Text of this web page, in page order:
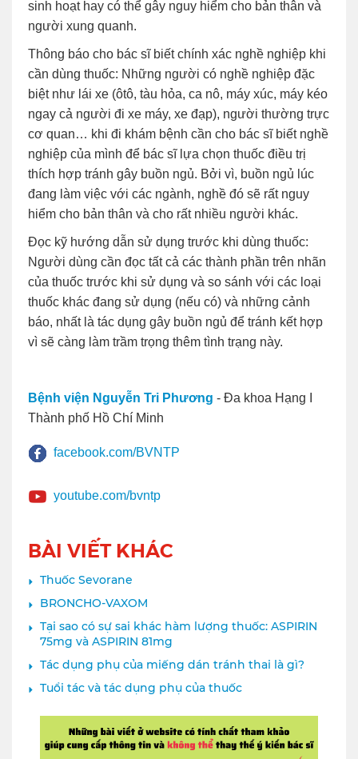
sinh hoạt hay có thể gây nguy hiểm cho bản thân và
người xung quanh.
Thông báo cho bác sĩ biết chính xác nghề nghiệp khi
cần dùng thuốc: Những người có nghề nghiệp đặc
biệt như lái xe (ôtô, tàu hỏa, ca nô, máy xúc, máy kéo
ngay cả người đi xe máy, xe đạp), người thường trực
cơ quan… khi đi khám bệnh cần cho bác sĩ biết nghề
nghiệp của mình để bác sĩ lựa chọn thuốc điều trị
thích hợp tránh gây buồn ngủ. Bởi vì, buồn ngủ lúc
đang làm việc với các ngành, nghề đó sẽ rất nguy
hiểm cho bản thân và cho rất nhiều người khác.
Đọc kỹ hướng dẫn sử dụng trước khi dùng thuốc:
Người dùng cần đọc tất cả các thành phần trên nhãn
của thuốc trước khi sử dụng và so sánh với các loại
thuốc khác đang sử dụng (nếu có) và những cảnh
báo, nhất là tác dụng gây buồn ngủ để tránh kết hợp
vì sẽ càng làm trầm trọng thêm tình trạng này.
Bệnh viện Nguyễn Tri Phương - Đa khoa Hạng I
Thành phố Hồ Chí Minh
facebook.com/BVNTP
youtube.com/bvntp
BÀI VIẾT KHÁC
Thuốc Sevorane
BRONCHO-VAXOM
Tại sao có sự sai khác hàm lượng thuốc: ASPIRIN
75mg và ASPIRIN 81mg
Tác dụng phụ của miếng dán tránh thai là gì?
Tuổi tác và tác dụng phụ của thuốc